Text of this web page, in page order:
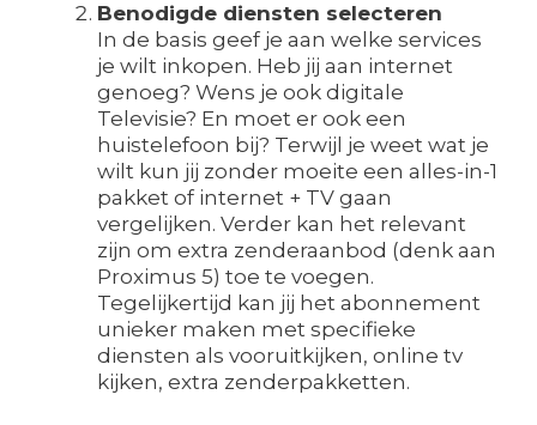
Benodigde diensten selecteren
In de basis geef je aan welke services
je wilt inkopen. Heb jij aan internet
genoeg? Wens je ook digitale
Televisie? En moet er ook een
huistelefoon bij? Terwijl je weet wat je
wilt kun jij zonder moeite een alles-in-1
pakket of internet + TV gaan
vergelijken. Verder kan het relevant
zijn om extra zenderaanbod (denk aan
Proximus 5) toe te voegen.
Tegelijkertijd kan jij het abonnement
unieker maken met specifieke
diensten als vooruitkijken, online tv
kijken, extra zenderpakketten.